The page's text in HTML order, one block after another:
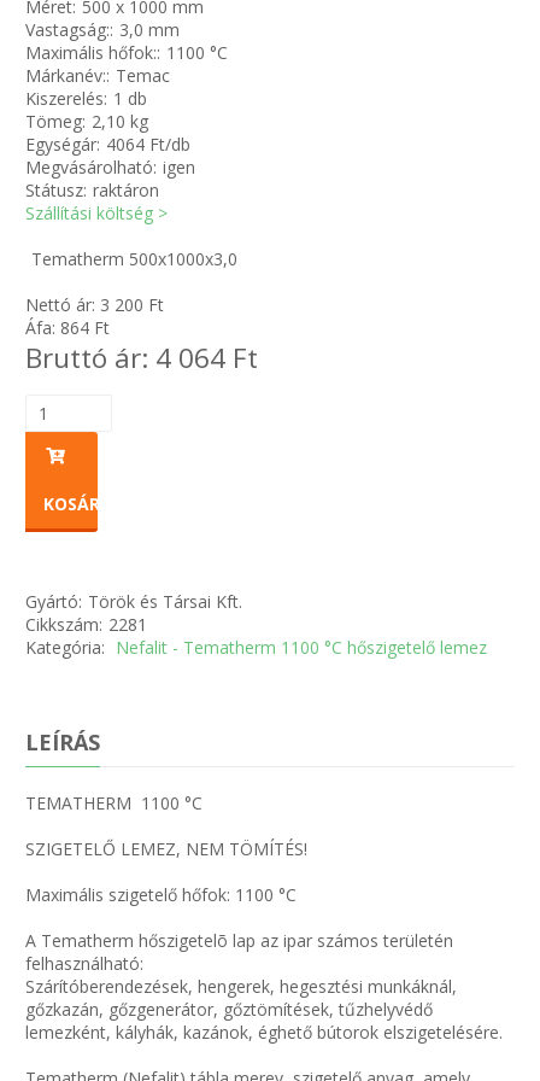
Zsinór Körszelvényű tömítőzsinórok
SIMÍTÓZÁRAS TASAK
KÖTÖZŐK-JELÖLŐK-IRATTARTÓK
TÖMLŐBILINCS
Méret: 500 x 1000 mm
Vastagság:: 3,0 mm
Maximális hőfok:: 1100 °C
Márkanév:: Temac
Kiszerelés: 1 db
Tömeg: 2,10 kg
Egységár: 4064 Ft/db
Megvásárolható: igen
Státusz: raktáron
Szállítási költség >
Tematherm 500x1000x3,0
Nettó ár: 3 200 Ft
Áfa: 864 Ft
Bruttó ár: 4 064 Ft
KOSÁRBA
Gyártó: Török és Társai Kft.
Cikkszám: 2281
Kategória: Nefalit - Tematherm 1100 °C hőszigetelő lemez
LEÍRÁS
TEMATHERM 1100 °C
SZIGETELŐ LEMEZ, NEM TÖMÍTÉS!
Maximális szigetelő hőfok: 1100 °C
A Tematherm hőszigetelõ lap az ipar számos területén
felhasználható:
Szárítóberendezések, hengerek, hegesztési munkáknál,
gőzkazán, gőzgenerátor, gőztömítések, tűzhelyvédő
lemezként, kályhák, kazánok, éghető bútorok elszigetelésére.